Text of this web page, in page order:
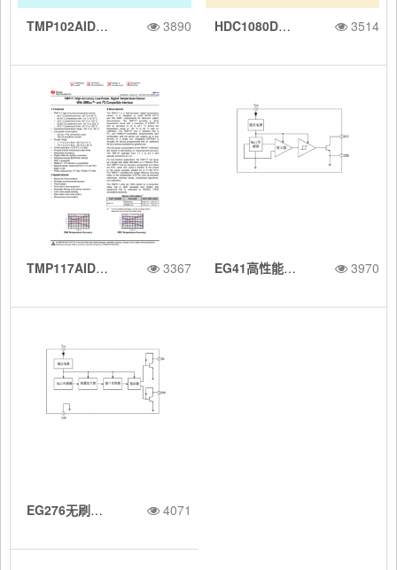
级，与业界通
用 LM75/TM
P75 相当
RLR 采用 2.5
6mm2 封
3890
TMP102AIDRLR 采用 2.56mm2 封装、具有 I2C/SMBus 接口的 2C 数字温度传感器
BR 2% RH
3514
HDC1080DMBR 2% RH 低功耗数字相对湿度传感器
3367
TMP117AIDRVR 48 位 EEPROM、可替代 PT100/PT1000 RTD 的 0.1°C 数字温度传感器 3970
EG41高性能双极锁存型霍尔传感器：专为直流无刷电机设计的快速响应与高可靠性解决方案
4071
EG276无刷直流风扇驱动器：集成霍尔传感器与互补集电极开路输出的电子转换解决方案